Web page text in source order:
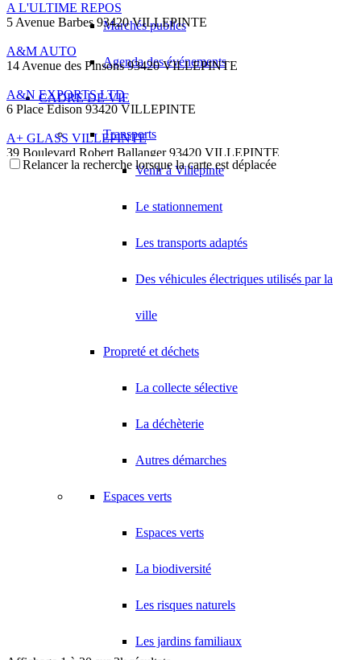
Marchés publics
Agenda des événements
CADRE DE VIE
Transports
Venir à Villepinte
Le stationnement
Les transports adaptés
Des véhicules électriques utilisés par la
ville
Propreté et déchets
La collecte sélective
La déchèterie
Autres démarches
Espaces verts
Espaces verts
La biodiversité
Les risques naturels
Les jardins familiaux
A L'ULTIME REPOS
5 Avenue Barbes 93420 VILLEPINTE
A&M AUTO
14 Avenue des Pinsons 93420 VILLEPINTE
A&N EXPORTS LTD
6 Place Edison 93420 VILLEPINTE
A+ GLASS VILLEPINTE
39 Boulevard Robert Ballanger 93420 VILLEPINTE
01 41 52 34 7801 41 52 34 78
57 Boulevard Circulaire 93420 VILLEPINTE
A.F.M. DISTRIBUTION
21 Avenue du Chemin de Fer 93420 Villepinte
18 Avenue Saint-Saëns 93420 VILLEPINTE
28 Rue Vincent d'Indy 93420 VILLEPINTE
10 Allée Georges Gershwin 93420 VILLEPINTE
14 Avenue de la Gare 93420 VILLEPINTE
Relancer la recherche lorsque la carte est déplacée